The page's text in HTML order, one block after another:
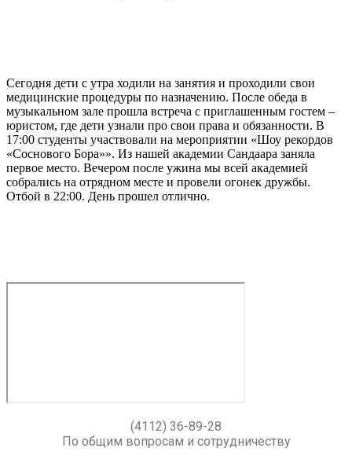
Сегодня дети с утра ходили на занятия и проходили свои
медицинские процедуры по назначению. После обеда в
музыкальном зале прошла встреча с приглашенным гостем –
юристом, где дети узнали про свои права и обязанности. В
17:00 студенты участвовали на мероприятии «Шоу рекордов
«Соснового Бора»». Из нашей академии Сандаара заняла
первое место. Вечером после ужина мы всей академией
собрались на отрядном месте и провели огонек дружбы.
Отбой в 22:00. День прошел отлично.
(4112) 36-89-28
По общим вопросам и сотрудничеству